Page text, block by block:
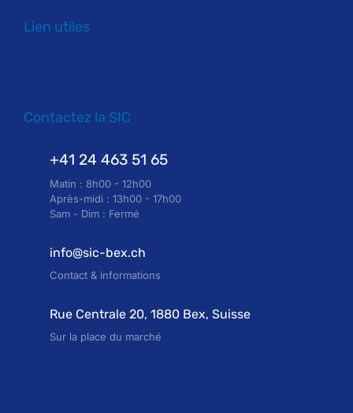
Lien utiles
Contactez la SIC
+41 24 463 51 65
Matin : 8h00 - 12h00
Après-midi : 13h00 - 17h00
Sam - Dim : Fermé
info@sic-bex.ch
Contact & informations
Rue Centrale 20, 1880 Bex, Suisse
Sur la place du marché